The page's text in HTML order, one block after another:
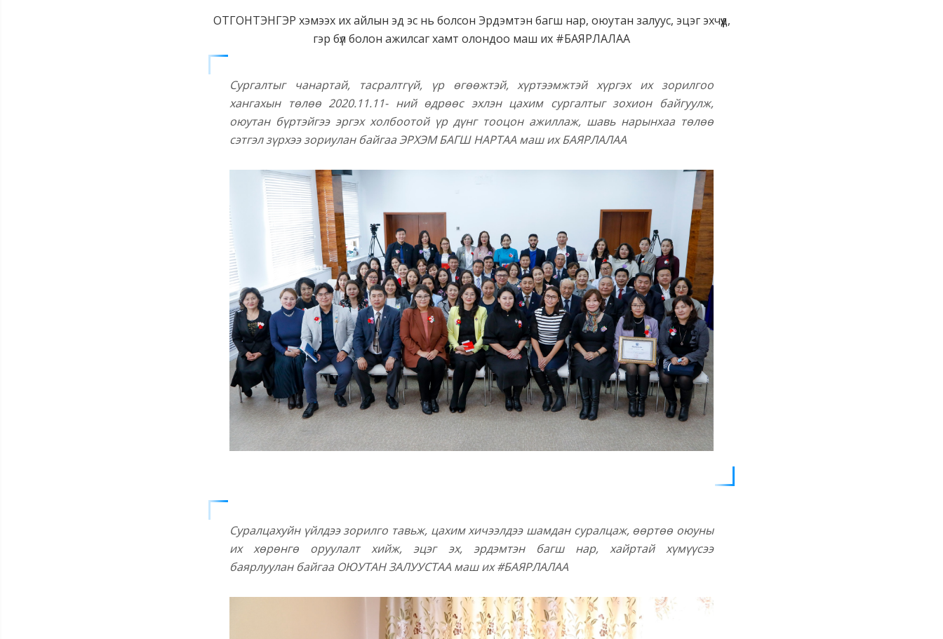
ОТГОНТЭНГЭР хэмээх их айлын эд эс нь болсон Эрдэмтэн багш нар, оюутан залуус, эцэг эхчүүд,
гэр бүл болон ажилсаг хамт олондоо маш их #БАЯРЛАЛАА
Сургалтыг чанартай, тасралтгүй, үр өгөөжтэй, хүртээмжтэй хүргэх их зорилгоо
хангахын төлөө 2020.11.11- ний өдрөөс эхлэн цахим сургалтыг зохион байгуулж,
оюутан бүртэйгээ эргэх холбоотой үр дүнг тооцон ажиллаж, шавь нарынхаа төлөө
сэтгэл зүрхээ зориулан байгаа ЭРХЭМ БАГШ НАРТАА маш их БАЯРЛАЛАА
Суралцахуйн үйлдээ зорилго тавьж, цахим хичээлдээ шамдан суралцаж, өөртөө оюуны
их хөрөнгө оруулалт хийж, эцэг эх, эрдэмтэн багш нар, хайртай хүмүүсээ
баярлуулан байгаа ОЮУТАН ЗАЛУУСТАА маш их #БАЯРЛАЛАА